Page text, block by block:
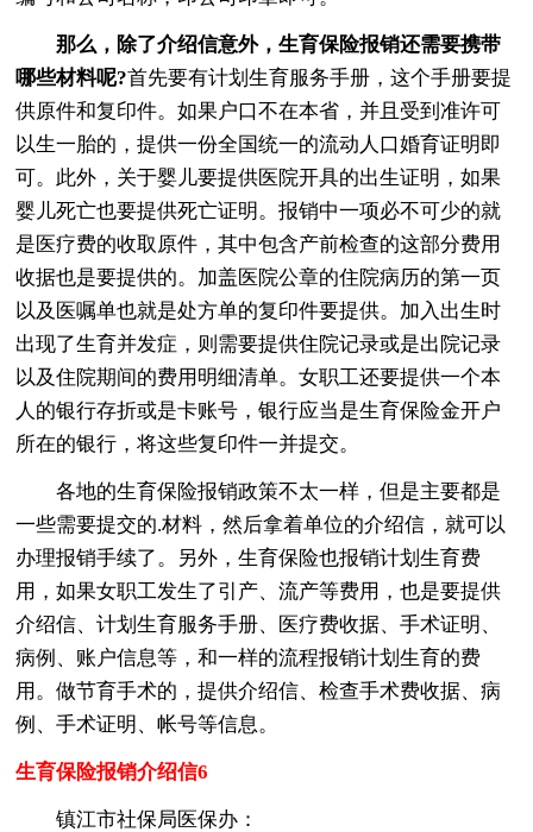
那么，除了介绍信意外，生育保险报销还需要携带
哪些材料呢?首先要有计划生育服务手册，这个手册要提
供原件和复印件。如果户口不在本省，并且受到准许可
以生一胎的，提供一份全国统一的流动人口婚育证明即
可。此外，关于婴儿要提供医院开具的出生证明，如果
婴儿死亡也要提供死亡证明。报销中一项必不可少的就
是医疗费的收取原件，其中包含产前检查的这部分费用
收据也是要提供的。加盖医院公章的住院病历的第一页
以及医嘱单也就是处方单的复印件要提供。加入出生时
出现了生育并发症，则需要提供住院记录或是出院记录
以及住院期间的费用明细清单。女职工还要提供一个本
人的银行存折或是卡账号，银行应当是生育保险金开户
所在的银行，将这些复印件一并提交。
各地的生育保险报销政策不太一样，但是主要都是
一些需要提交的.材料，然后拿着单位的介绍信，就可以
办理报销手续了。另外，生育保险也报销计划生育费
用，如果女职工发生了引产、流产等费用，也是要提供
介绍信、计划生育服务手册、医疗费收据、手术证明、
病例、账户信息等，和一样的流程报销计划生育的费
用。做节育手术的，提供介绍信、检查手术费收据、病
例、手术证明、帐号等信息。
生育保险报销介绍信6
镇江市社保局医保办：